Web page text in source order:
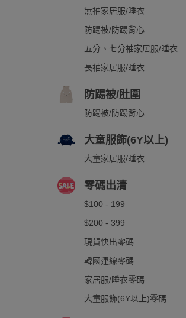
無袖家居服/睡衣
防踢被/防踢背心
五分、七分袖家居服/睡衣
長袖家居服/睡衣
防踢被/肚圍
防踢被/防踢背心
大童服飾(6Y以上)
大童家居服/睡衣
零碼出清
$100 - 199
$200 - 399
現貨快出零碼
韓國連線零碼
家居服/睡衣零碼
大童服飾(6Y以上)零碼